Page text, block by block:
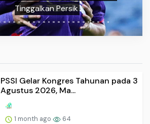
Tinggalkan Persik
PSSI Gelar Kongres Tahunan pada 3
Agustus 2026, Ma...
1 month ago 64